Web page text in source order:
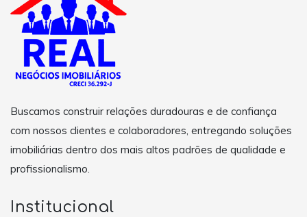
Buscamos construir relações duradouras e de confiança
com nossos clientes e colaboradores, entregando soluções
imobiliárias dentro dos mais altos padrões de qualidade e
profissionalismo.
Institucional